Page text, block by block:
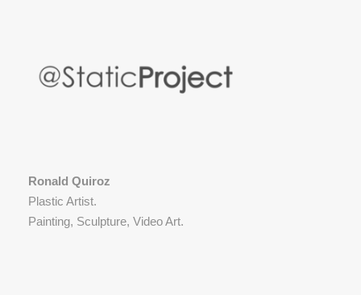
Ronald Quiroz
Plastic Artist.
Painting, Sculpture, Video Art.